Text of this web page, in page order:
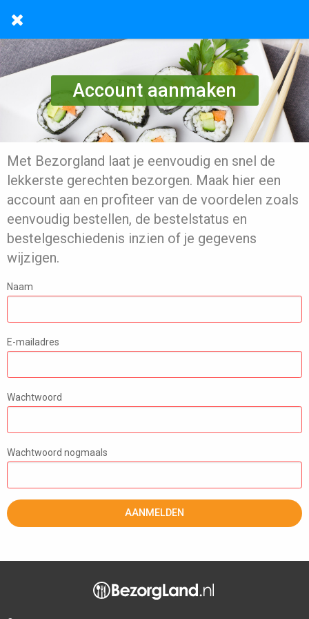
Account aanmaken
Met Bezorgland laat je eenvoudig en snel de
lekkerste gerechten bezorgen. Maak hier een
account aan en profiteer van de voordelen zoals
eenvoudig bestellen, de bestelstatus en
bestelgeschiedenis inzien of je gegevens
wijzigen.
Naam
E-mailadres
Wachtwoord
Wachtwoord nogmaals
AANMELDEN